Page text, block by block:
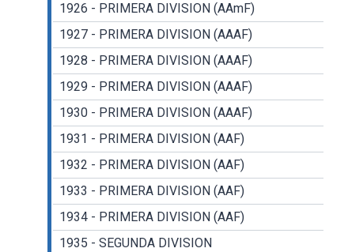
1926 - PRIMERA DIVISION (AAmF)
1927 - PRIMERA DIVISION (AAAF)
1928 - PRIMERA DIVISION (AAAF)
1929 - PRIMERA DIVISION (AAAF)
1930 - PRIMERA DIVISION (AAAF)
1931 - PRIMERA DIVISION (AAF)
1932 - PRIMERA DIVISION (AAF)
1933 - PRIMERA DIVISION (AAF)
1934 - PRIMERA DIVISION (AAF)
1935 - SEGUNDA DIVISION